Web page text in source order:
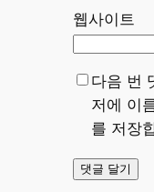
웹사이트
다음 번
저에 이
를 저장